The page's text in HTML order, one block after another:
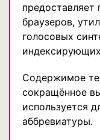
браузеров,
голосовых
Содержимое
сокращённое
используется
аббревиатуры.